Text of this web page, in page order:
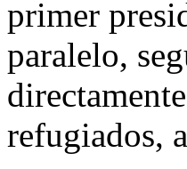
primer
paralelo,
refugiados,